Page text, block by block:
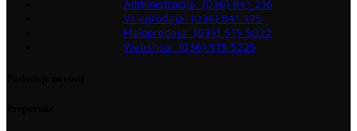
Administracija: (036) 841 216
Veleprodaja: (036) 841 375
Maloprodaja: (036) 515 5022
Webshop: (036) 515 5225